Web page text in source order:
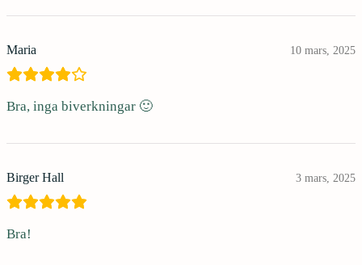
Maria 10 mars, 2025
Bra, inga biverkningar 🙂
Birger Hall 3 mars, 2025
Bra!